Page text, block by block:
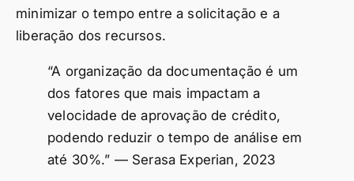
minimizar o tempo entre a solicitação e a
liberação dos recursos.
“A organização da documentação é um
dos fatores que mais impactam a
velocidade de aprovação de crédito,
podendo reduzir o tempo de análise em
até 30%.” — Serasa Experian, 2023